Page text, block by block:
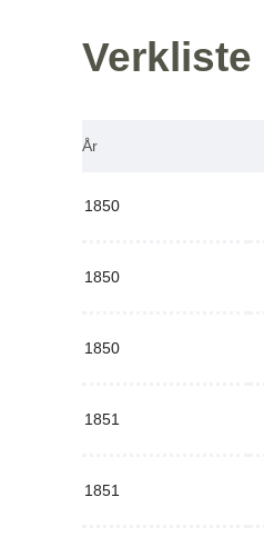
Verkliste
År
1850
1850
1850
1851
1851